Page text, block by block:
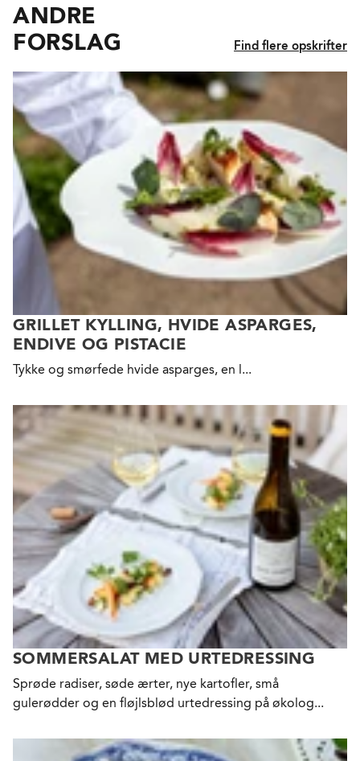
ANDRE
FORSLAG
Find flere opskrifter
GRILLET KYLLING, HVIDE ASPARGES,
ENDIVE OG PISTACIE
Tykke og smørfede hvide asparges, en l...
SOMMERSALAT MED URTEDRESSING
Sprøde radiser, søde ærter, nye kartofler, små
gulerødder og en fløjlsblød urtedressing på økolog...